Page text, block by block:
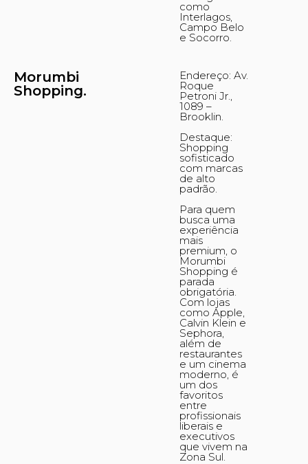
como
Interlagos,
Campo Belo
e Socorro.
Morumbi
Shopping.
Endereço: Av.
Roque
Petroni Jr.,
1089 –
Brooklin.
Destaque:
Shopping
sofisticado
com marcas
de alto
padrão.
Para quem
busca uma
experiência
mais
premium, o
Morumbi
Shopping é
parada
obrigatória.
Com lojas
como Apple,
Calvin Klein e
Sephora,
além de
restaurantes
e um cinema
moderno, é
um dos
favoritos
entre
profissionais
liberais e
executivos
que vivem na
Zona Sul.